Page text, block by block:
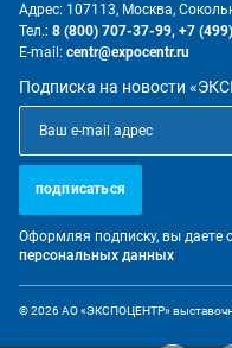
Адрес: 107113, Москва,
Тел.: 8 (800) 707-37-99, +7
E-mail: centr@expocentr.ru
Подписка на новости
подписаться
Оформляя подписку, вы даете
персональных данных
© 2026 АО «ЭКСПОЦЕНТР»